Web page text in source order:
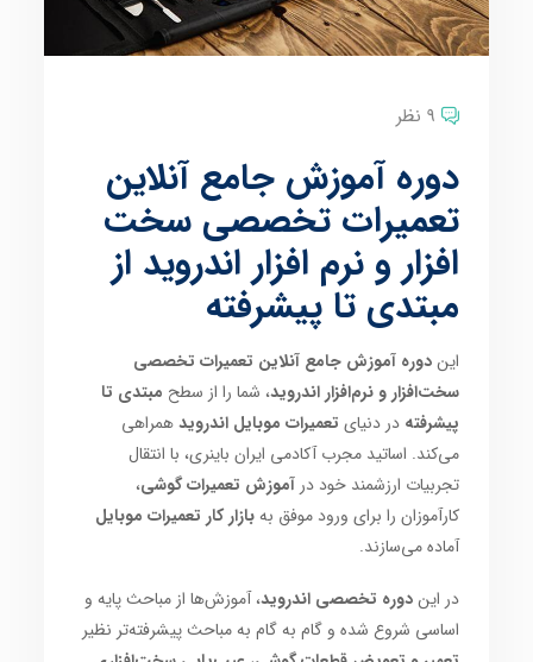
9 نظر
دوره آموزش جامع آنلاین
تعمیرات تخصصی سخت
افزار و نرم افزار اندروید از
مبتدی تا پیشرفته
ایندوره آموزش جامع آنلاین تعمیرات تخصصی
سخت‌افزار و نرم‌افزار اندروید، شما را از سطح مبتدی تا
پیشرفته در دنیای تعمیرات موبایل اندرویدهمراهی
می‌کند. اساتید مجرب آکادمی ایران باینری، با انتقال
تجربیات ارزشمند خود درآموزش تعمیرات گوشی،
کارآموزان را برای ورود موفق بهبازار کار تعمیرات موبایل
آماده می‌سازند.
در ایندوره تخصصی اندروید، آموزش‌ها از مباحث پایه و
اساسی شروع شده و گام به گام به مباحث پیشرفته‌تر نظیر